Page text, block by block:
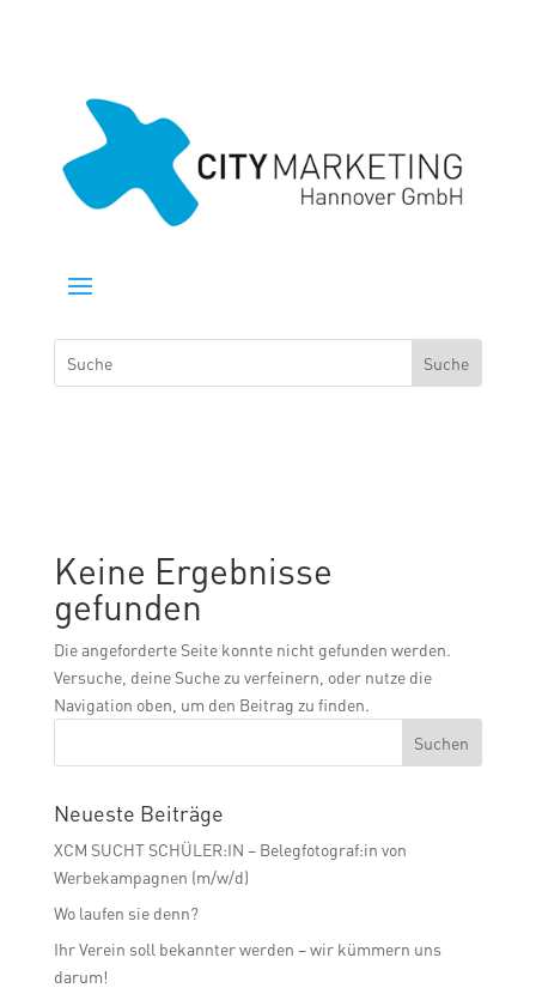
Keine Ergebnisse
gefunden
Die angeforderte Seite konnte nicht gefunden werden.
Versuche, deine Suche zu verfeinern, oder nutze die
Navigation oben, um den Beitrag zu finden.
Neueste Beiträge
XCM SUCHT SCHÜLER:IN – Belegfotograf:in von
Werbekampagnen (m/w/d)
Wo laufen sie denn?
Ihr Verein soll bekannter werden – wir kümmern uns
darum!